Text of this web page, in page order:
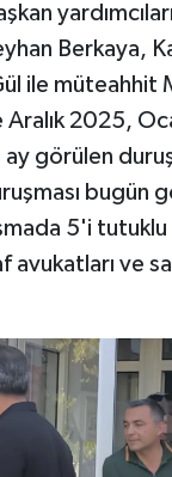
Berkaya,
ile müteahhit
Aralık 2025,
görülen
bugün
5'i tutuklu
ve